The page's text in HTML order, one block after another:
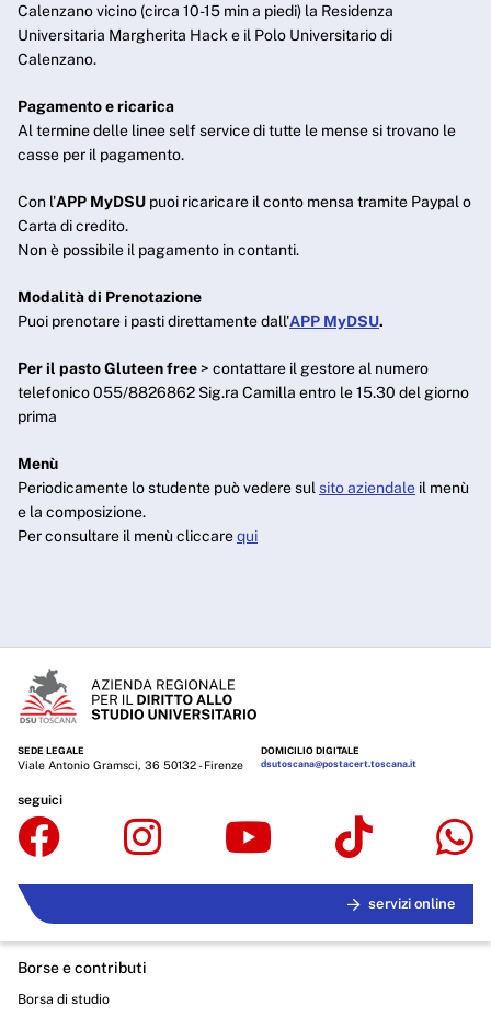
Calenzano vicino (circa 10-15 min a piedi) la Residenza
Universitaria Margherita Hack e il Polo Universitario di
Calenzano.
Pagamento e ricarica
Al termine delle linee self service di tutte le mense si trovano le
casse per il pagamento.
Con l'APP MyDSU puoi ricaricare il conto mensa tramite Paypal o
Carta di credito.
Non è possibile il pagamento in contanti.
Modalità di Prenotazione
Puoi prenotare i pasti direttamente dall'APP MyDSU.
Per il pasto Gluteen free> contattare il gestore al numero
telefonico 055/8826862 Sig.ra Camilla entro le 15.30 del giorno
prima
Menù
Periodicamente lo studente può vedere sul sito aziendale il menù
e la composizione.
Per consultare il menù cliccarequi
SEDE LEGALE
Viale Antonio Gramsci, 36 50132 - Firenze
DOMICILIO DIGITALE
dsutoscana@postacert.toscana.it
seguici
servizi online
Borse e contributi
Borsa di studio